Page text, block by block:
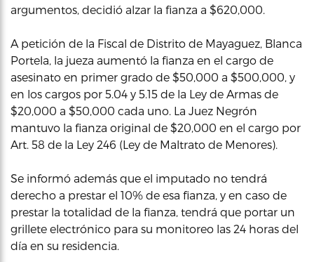
argumentos, decidió alzar la fianza a $620,000.
A petición de la Fiscal de Distrito de Mayaguez, Blanca
Portela, la jueza aumentó la fianza en el cargo de
asesinato en primer grado de $50,000 a $500,000, y
en los cargos por 5.04 y 5.15 de la Ley de Armas de
$20,000 a $50,000 cada uno. La Juez Negrón
mantuvo la fianza original de $20,000 en el cargo por
Art. 58 de la Ley 246 (Ley de Maltrato de Menores).
Se informó además que el imputado no tendrá
derecho a prestar el 10% de esa fianza, y en caso de
prestar la totalidad de la fianza, tendrá que portar un
grillete electrónico para su monitoreo las 24 horas del
día en su residencia.